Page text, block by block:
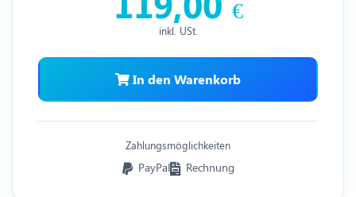
€
inkl. USt.
In den Warenkorb
Zahlungsmöglichkeiten
PayPal Rechnung